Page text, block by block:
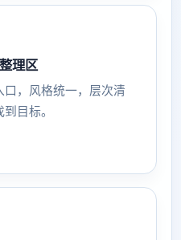
理区
，风格统一，层次清
目标。